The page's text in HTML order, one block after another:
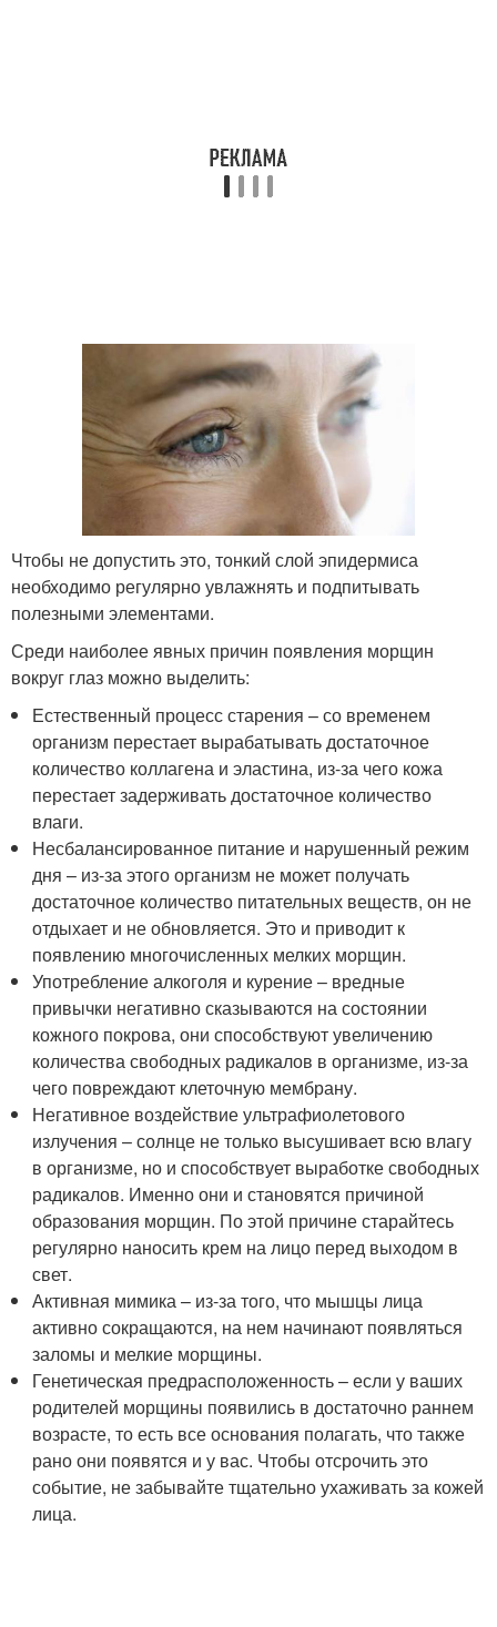
Чтобы не допустить это, тонкий слой эпидермиса
необходимо регулярно увлажнять и подпитывать
полезными элементами.
Среди наиболее явных причин появления морщин
вокруг глаз можно выделить:
Естественный процесс старения – со временем
организм перестает вырабатывать достаточное
количество коллагена и эластина, из-за чего кожа
перестает задерживать достаточное количество
влаги.
Несбалансированное питание и нарушенный режим
дня – из-за этого организм не может получать
достаточное количество питательных веществ, он не
отдыхает и не обновляется. Это и приводит к
появлению многочисленных мелких морщин.
Употребление алкоголя и курение – вредные
привычки негативно сказываются на состоянии
кожного покрова, они способствуют увеличению
количества свободных радикалов в организме, из-за
чего повреждают клеточную мембрану.
Негативное воздействие ультрафиолетового
излучения – солнце не только высушивает всю влагу
в организме, но и способствует выработке свободных
радикалов. Именно они и становятся причиной
образования морщин. По этой причине старайтесь
регулярно наносить крем на лицо перед выходом в
свет.
Активная мимика – из-за того, что мышцы лица
активно сокращаются, на нем начинают появляться
заломы и мелкие морщины.
Генетическая предрасположенность – если у ваших
родителей морщины появились в достаточно раннем
возрасте, то есть все основания полагать, что также
рано они появятся и у вас. Чтобы отсрочить это
событие, не забывайте тщательно ухаживать за кожей
лица.